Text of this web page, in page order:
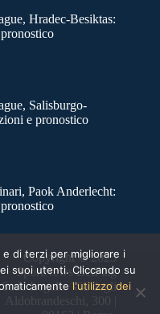
Hradec-Besiktas:
Salisburgo-
e pronostico
Paok Anderlecht:
Copyright © 2025
SportNews BetFlag
Sede Legale: Via degli
Aldobrandeschi, 300 |
di terzi per migliorare i
suoi utenti. Cliccando su
l'utilizzo dei